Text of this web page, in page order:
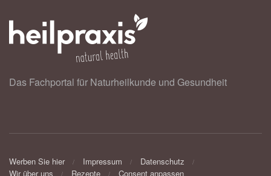
Das Fachportal für Naturheilkunde und Gesundheit
Werben Sie hier Impressum
Datenschutz
Wir über uns
Rezepte Consent anpassen